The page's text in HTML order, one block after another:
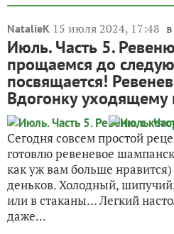
NatalieK 15 июля 2024, 17:48
Июль. Часть 5.
прощаемся до
посвящается!
Вдогонку
Сегодня совсем простой
готовлю ревеневое
как уж вам больше
деньков. Холодный,
или в стаканы… Легкий
даже...